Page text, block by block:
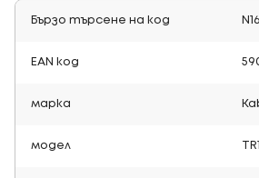
Бързо търсене на код
EAN код
марка
модел